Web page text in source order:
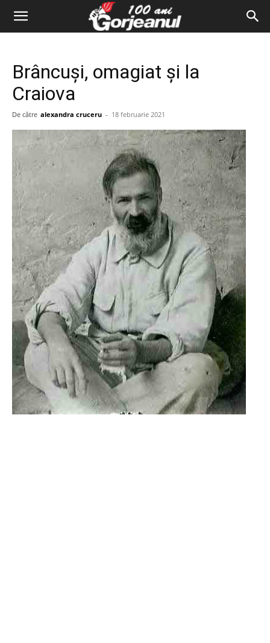
Brâncuși, omagiat și la
Craiova
De către alexandra cruceru - 18 februarie 2021